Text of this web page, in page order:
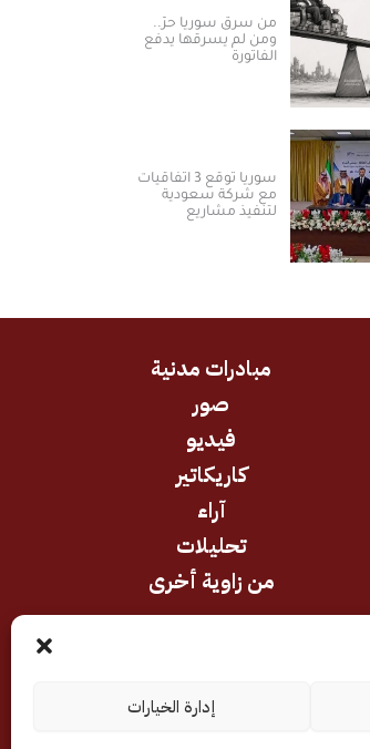
إدارة الخيارات
من سرق سوريا حرّ..
ومن لم يسرقها يدفع
الفاتورة
سوريا توقع 3 اتفاقيات
مع شركة سعودية
لتنفيذ مشاريع
مبادرات مدنية
صور
فيديو
كاريكاتير
آراء
تحليلات
من زاوية أخرى